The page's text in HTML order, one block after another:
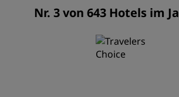
Nr. 3 von 643 Hotels im